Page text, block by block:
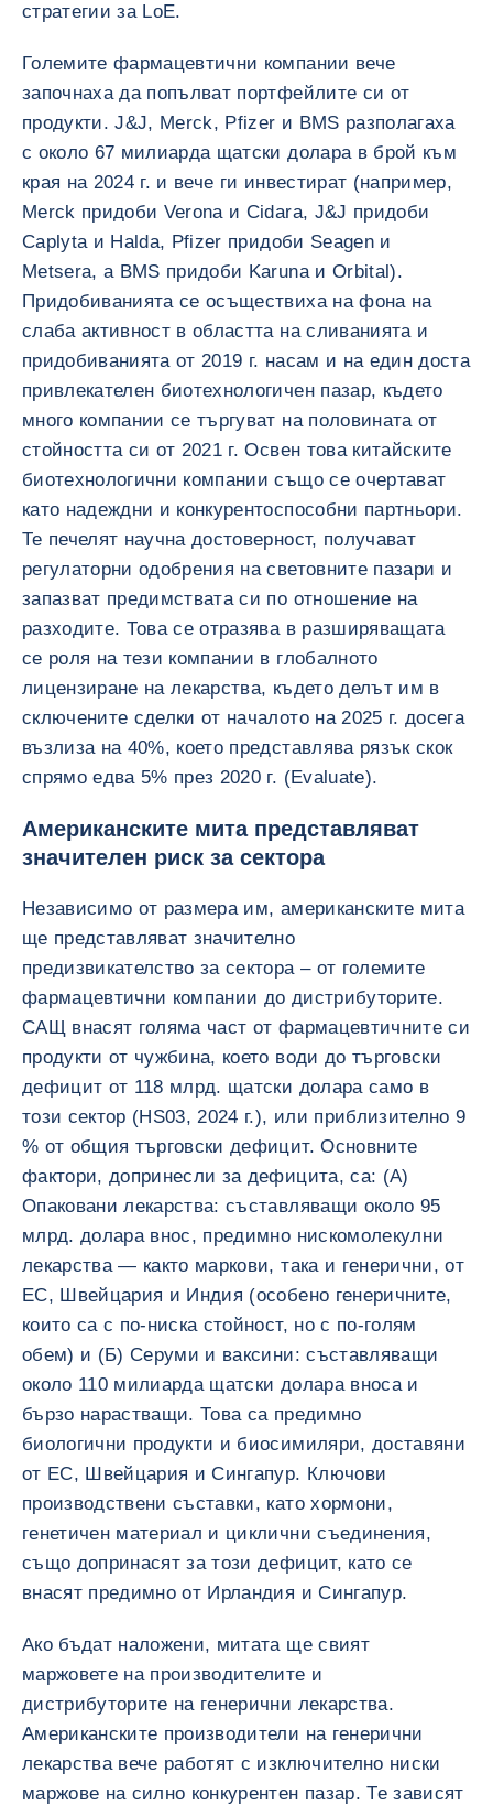
стратегии за LoE.
Големите фармацевтични компании вече
започнаха да попълват портфейлите си от
продукти. J&J, Merck, Pfizer и BMS разполагаха
с около 67 милиарда щатски долара в брой към
края на 2024 г. и вече ги инвестират (например,
Merck придоби Verona и Cidara, J&J придоби
Caplyta и Halda, Pfizer придоби Seagen и
Metsera, а BMS придоби Karuna и Orbital).
Придобиванията се осъществиха на фона на
слаба активност в областта на сливанията и
придобиванията от 2019 г. насам и на един доста
привлекателен биотехнологичен пазар, където
много компании се търгуват на половината от
стойността си от 2021 г. Освен това китайските
биотехнологични компании също се очертават
като надеждни и конкурентоспособни партньори.
Те печелят научна достоверност, получават
регулаторни одобрения на световните пазари и
запазват предимствата си по отношение на
разходите. Това се отразява в разширяващата
се роля на тези компании в глобалното
лицензиране на лекарства, където делът им в
сключените сделки от началото на 2025 г. досега
възлиза на 40%, което представлява рязък скок
спрямо едва 5% през 2020 г. (Evaluate).
Американските мита представляват
значителен риск за сектора
Независимо от размера им, американските мита
ще представляват значително
предизвикателство за сектора – от големите
фармацевтични компании до дистрибуторите.
САЩ внасят голяма част от фармацевтичните си
продукти от чужбина, което води до търговски
дефицит от 118 млрд. щатски долара само в
този сектор (HS03, 2024 г.), или приблизително 9
% от общия търговски дефицит. Основните
фактори, допринесли за дефицита, са: (А)
Опаковани лекарства: съставляващи около 95
млрд. долара внос, предимно нискомолекулни
лекарства — както маркови, така и генерични, от
ЕС, Швейцария и Индия (особено генеричните,
които са с по-ниска стойност, но с по-голям
обем) и (Б) Серуми и ваксини: съставляващи
около 110 милиарда щатски долара вноса и
бързо нарастващи. Това са предимно
биологични продукти и биосимиляри, доставяни
от ЕС, Швейцария и Сингапур. Ключови
производствени съставки, като хормони,
генетичен материал и циклични съединения,
също допринасят за този дефицит, като се
внасят предимно от Ирландия и Сингапур.
Ако бъдат наложени, митата ще свият
маржовете на производителите и
дистрибуторите на генерични лекарства.
Американските производители на генерични
лекарства вече работят с изключително ниски
маржове на силно конкурентен пазар. Те зависят